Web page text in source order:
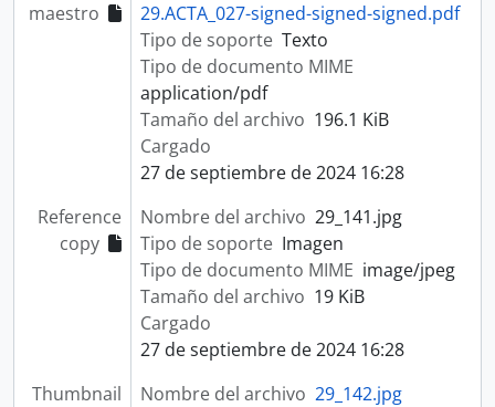
maestro
29.ACTA_027-signed-signed-signed.pdf
Tipo de soporte Texto
Tipo de documento MIME
application/pdf
Tamaño del archivo 196.1 KiB
Cargado
27 de septiembre de 2024 16:28
Reference
copy
Nombre del archivo 29_141.jpg
Tipo de soporte Imagen
Tipo de documento MIME image/jpeg
Tamaño del archivo 19 KiB
Cargado
27 de septiembre de 2024 16:28
Thumbnail
Nombre del archivo 29_142.jpg